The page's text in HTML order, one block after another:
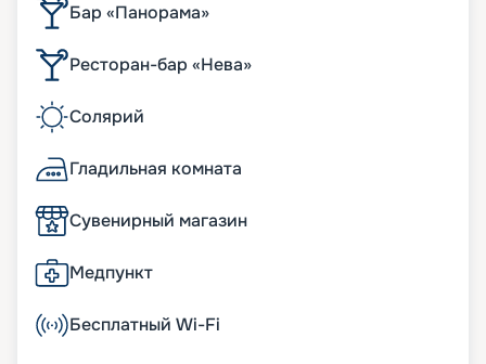
Бар «Панорама»
Ресторан-бар «Нева»
Солярий
Гладильная комната
Сувенирный магазин
Медпункт
Бесплатный Wi-Fi